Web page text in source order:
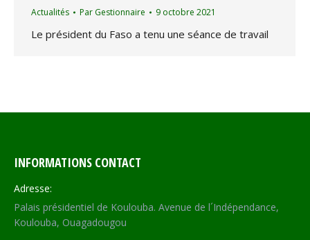
Actualités Par Gestionnaire 9 octobre 2021
Le président du Faso a tenu une séance de travail
INFORMATIONS CONTACT
Adresse:
Palais présidentiel de Koulouba. Avenue de l´Indépendance,
Koulouba, Ouagadougou